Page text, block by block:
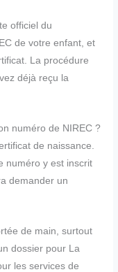
officiel du
de votre enfant, et
La procédure
déjà reçu la
numéro de NIREC ?
de naissance.
numéro y est inscrit
demander un
de main, surtout
dossier pour La
les services de